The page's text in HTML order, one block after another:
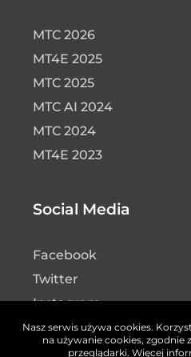
MTC 2026
MT4E 2025
MTC 2025
MTC AI 2024
MTC 2024
MT4E 2023
Social Media
Facebook
Twitter
Instagram
LinkedIn
YouTube
Nasz serwis używa cookies.
na używanie cookies,
przeglądarki. Więcej